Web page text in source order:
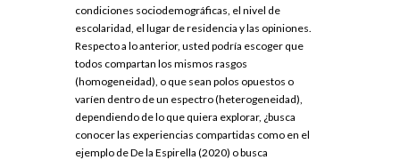
condiciones sociodemográficas, el nivel de
escolaridad, el lugar de residencia y las opiniones.
Respecto a lo anterior, usted podría escoger que
todos compartan los mismos rasgos
(homogeneidad), o que sean polos opuestos o
varíen dentro de un espectro (heterogeneidad),
dependiendo de lo que quiera explorar, ¿busca
conocer las experiencias compartidas como en el
ejemplo de De la Espirella (2020) o busca